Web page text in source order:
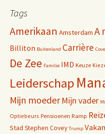
Tags
Amerikaan Amsterdam A
Billiton Buitenland Carrière
De Zee Familie IMD Keuze
Leiderschap
Mijn moeder Mijn vader
Optiebeurs Pensioenen Ramp
Stad Stephen Covey Trump